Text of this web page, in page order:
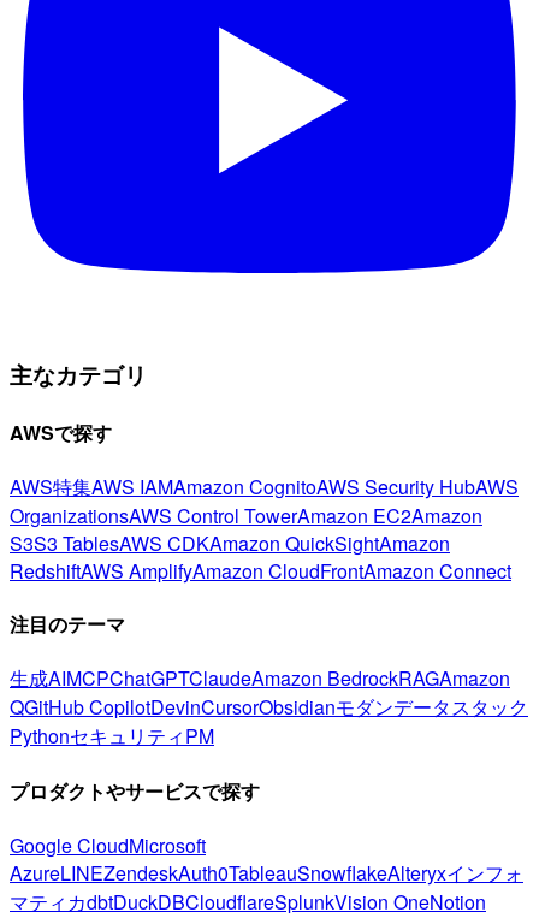
主なカテゴリ
AWSで探す
AWS特集AWS IAMAmazon CognitoAWS Security HubAWS
OrganizationsAWS Control TowerAmazon EC2Amazon
S3S3 TablesAWS CDKAmazon QuickSightAmazon
RedshiftAWS AmplifyAmazon CloudFrontAmazon Connect
注目のテーマ
生成AIMCPChatGPTClaudeAmazon BedrockRAGAmazon
QGitHub CopilotDevinCursorObsidianモダンデータスタック
PythonセキュリティPM
プロダクトやサービスで探す
Google CloudMicrosoft
AzureLINEZendeskAuth0TableauSnowflakeAlteryxインフォ
マティカdbtDuckDBCloudflareSplunkVision OneNotion